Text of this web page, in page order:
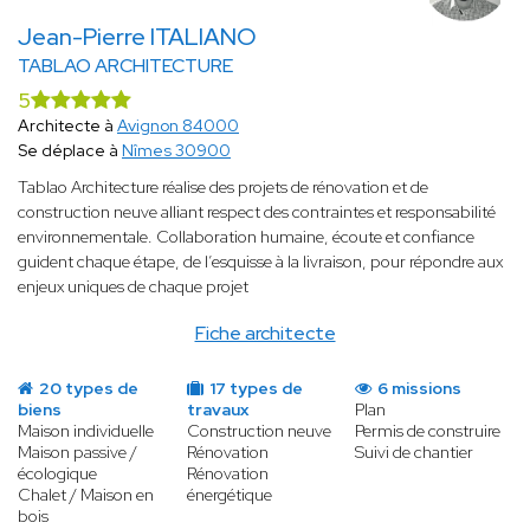
Jean-Pierre ITALIANO
TABLAO ARCHITECTURE
Fiche architecte
5
Architecte à Avignon 84000
Se déplace à Nîmes 30900
Tablao Architecture réalise des projets de rénovation et de
construction neuve alliant respect des contraintes et responsabilité
environnementale. Collaboration humaine, écoute et confiance
guident chaque étape, de l’esquisse à la livraison, pour répondre aux
enjeux uniques de chaque projet
20 types de
biens
Maison individuelle
Maison passive /
écologique
Chalet / Maison en
bois
17 types de
travaux
Construction neuve
Rénovation
Rénovation
énergétique
6 missions
Plan
Permis de construire
Suivi de chantier